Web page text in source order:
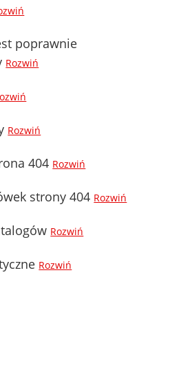
poprawnie
Rozwiń
Rozwiń
404 Rozwiń
strony 404 Rozwiń
Rozwiń
Rozwiń